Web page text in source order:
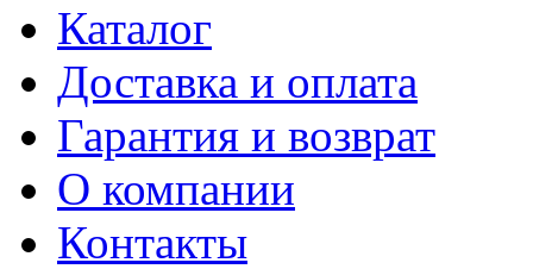
Каталог
Доставка и оплата
Гарантия и возврат
О компании
Контакты